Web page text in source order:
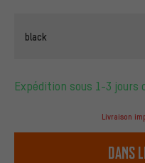
black
Expédition sous 1-3 jours
Livraison
dans